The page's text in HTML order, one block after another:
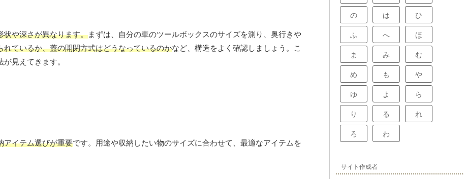
状や深さが異なります。まずは、自分の車のツールボックスのサイズを測り、奥行きや
れているか、蓋の開閉方式はどうなっているのかなど、構造をよく確認しましょう。こ
見えてきます。
アイテム選びが重要です。用途や収納したい物のサイズに合わせて、最適なアイテムを
の は ひ
ふ へ ほ
ま み む
め も や
ゆ よ ら
り る れ
ろ わ
サイト作成者